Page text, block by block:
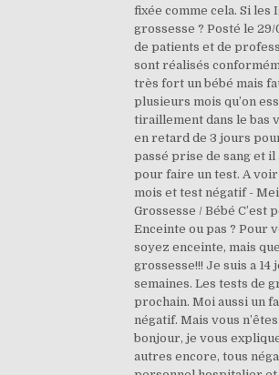
fixée comme cela. Si
grossesse ? Posté le
de patients et de
sont réalisés
très fort un bébé mais
plusieurs mois qu’on
tiraillement dans le bas
en retard de 3 jours
passé prise de sang et
pour faire un test. A voir
mois et test négatif -
Grossesse / Bébé
Enceinte ou pas ? Pour
soyez enceinte, mais
grossesse!!! Je suis a
semaines. Les tests de
prochain. Moi aussi un
négatif. Mais vous
bonjour, je vous
autres encore, tous